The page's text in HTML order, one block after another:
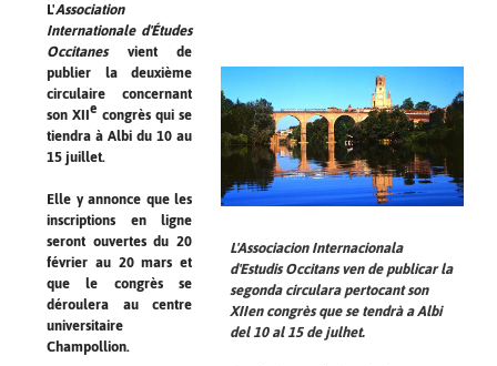
L'Association
Internationale d'Études
Occitanesvient de
publier la deuxième
circulaire concernant
son XIIe congrès qui se
tiendra à Albi du 10 au
15 juillet.
Elle y annonce que les
inscriptions en ligne
seront ouvertes du 20
février au 20 mars et
que le congrès se
déroulera au centre
universitaire
Champollion.
L'Associacion Internacionala
d'Estudis Occitans ven de publicar la
segonda circulara pertocant son
XIIen congrès que se tendrà a Albi
del 10 al 15 de julhet.